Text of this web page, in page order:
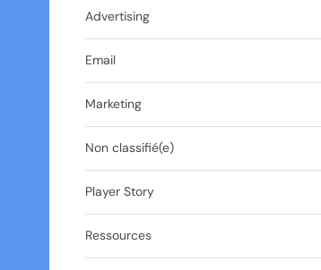
Advertising
Email
Marketing
Non classifié(e)
Player Story
Ressources